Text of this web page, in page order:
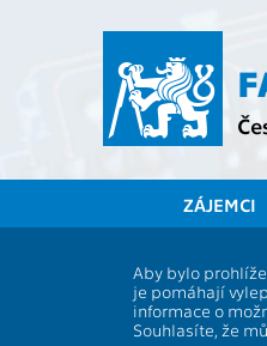
ZÁJEMCI
Aby bylo
je pomáhají
informace o
Souhlasíte, že
Souhrnné
Vyhlášky a
Formuláře